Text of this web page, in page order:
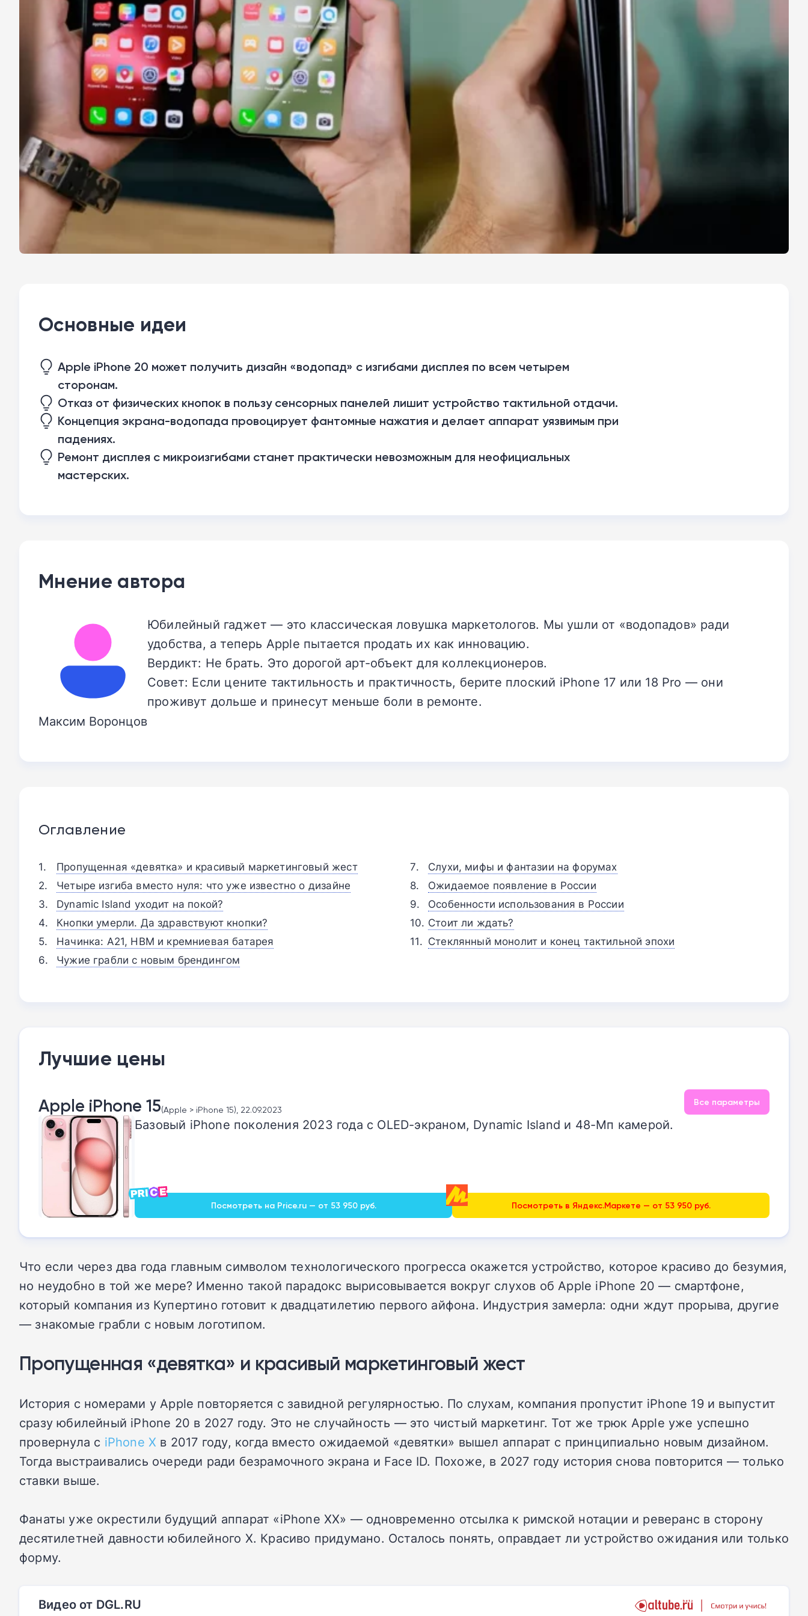
Основные идеи
Apple iPhone 20 может получить дизайн «водопад» с изгибами дисплея по всем четырем
сторонам.
Отказ от физических кнопок в пользу сенсорных панелей лишит устройство тактильной отдачи.
Концепция экрана-водопада провоцирует фантомные нажатия и делает аппарат уязвимым при
падениях.
Ремонт дисплея с микроизгибами станет практически невозможным для неофициальных
мастерских.
Мнение автора
Максим Воронцов
Юбилейный гаджет — это классическая ловушка маркетологов. Мы ушли от «водопадов» ради
удобства, а теперь Apple пытается продать их как инновацию.
Вердикт: Не брать. Это дорогой арт-объект для коллекционеров.
Совет: Если цените тактильность и практичность, берите плоский iPhone 17 или 18 Pro — они
проживут дольше и принесут меньше боли в ремонте.
Оглавление
Пропущенная «девятка» и красивый маркетинговый жест
Четыре изгиба вместо нуля: что уже известно о дизайне
Dynamic Island уходит на покой?
Кнопки умерли. Да здравствуют кнопки?
Начинка: A21, HBM и кремниевая батарея
Чужие грабли с новым брендингом
Слухи, мифы и фантазии на форумах
Ожидаемое появление в России
Особенности использования в России
Стоит ли ждать?
Стеклянный монолит и конец тактильной эпохи
Лучшие цены
Apple iPhone 15(Apple > iPhone 15), 22.09.2023
Все параметры
Базовый iPhone поколения 2023 года с OLED-экраном, Dynamic Island и 48-Мп камерой.
Посмотреть на Price.ru — от 53 950 руб. Посмотреть в Яндекс.Маркете — от 53 950 руб.
Что если через два года главным символом технологического прогресса окажется устройство, которое красиво до безумия,
но неудобно в той же мере? Именно такой парадокс вырисовывается вокруг слухов об Apple iPhone 20 — смартфоне,
который компания из Купертино готовит к двадцатилетию первого айфона. Индустрия замерла: одни ждут прорыва, другие
— знакомые грабли с новым логотипом.
Пропущенная «девятка» и красивый маркетинговый жест
История с номерами у Apple повторяется с завидной регулярностью. По слухам, компания пропустит iPhone 19 и выпустит
сразу юбилейный iPhone 20 в 2027 году. Это не случайность — это чистый маркетинг. Тот же трюк Apple уже успешно
провернула с iPhone X в 2017 году, когда вместо ожидаемой «девятки» вышел аппарат с принципиально новым дизайном.
Тогда выстраивались очереди ради безрамочного экрана и Face ID. Похоже, в 2027 году история снова повторится — только
ставки выше.
Фанаты уже окрестили будущий аппарат «iPhone XX» — одновременно отсылка к римской нотации и реверанс в сторону
десятилетней давности юбилейного X. Красиво придумано. Осталось понять, оправдает ли устройство ожидания или только
форму.
Видео от DGL.RU